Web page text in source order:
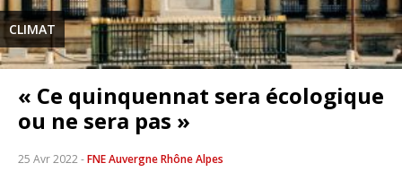
CLIMAT
« Ce quinquennat sera écologique
ou ne sera pas »
25 Avr 2022-FNE Auvergne Rhône Alpes